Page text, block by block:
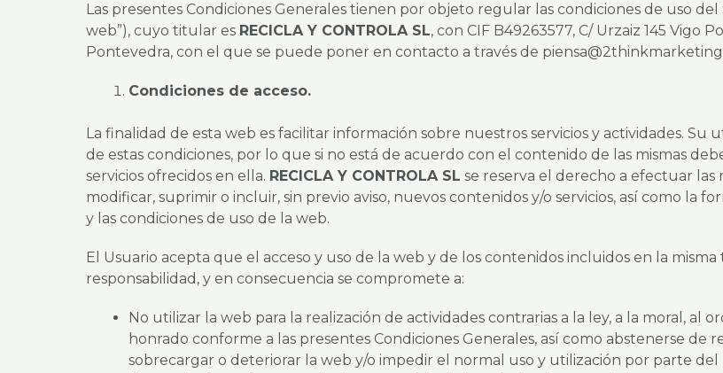
Las presentes Condiciones Generales tienen por objeto regular las condiciones de uso del
web”), cuyo titular es RECICLA Y CONTROLA SL, con CIF B49263577, C/ Urzaiz 145 Vigo
Pontevedra, con el que se puede poner en contacto a través de
Condiciones de acceso.
La finalidad de esta web es facilitar información sobre nuestros servicios y actividades.
de estas condiciones, por lo que si no está de acuerdo con el contenido de las mismas
servicios ofrecidos en ella. RECICLA Y CONTROLA SL se reserva el derecho a efectuar
modificar, suprimir o incluir, sin previo aviso, nuevos contenidos y/o servicios, así como la
y las condiciones de uso de la web.
El Usuario acepta que el acceso y uso de la web y de los contenidos incluidos en la
responsabilidad, y en consecuencia se compromete a:
No utilizar la web para la realización de actividades contrarias a la ley, a la moral, al
honrado conforme a las presentes Condiciones Generales, así como abstenerse
sobrecargar o deteriorar la web y/o impedir el normal uso y utilización por parte del